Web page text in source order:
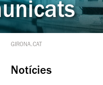
GIRONA.CAT
Notícies